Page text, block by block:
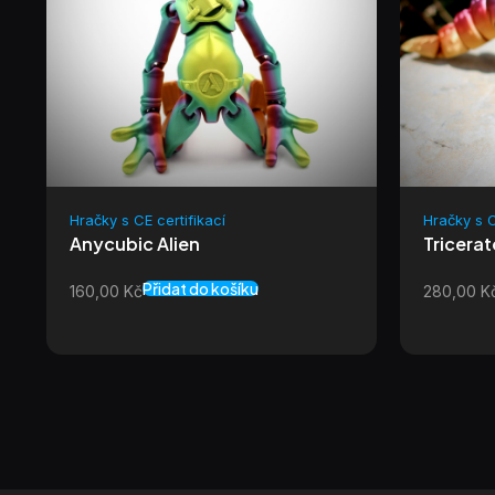
Hračky s CE certifikací
Anycubic Alien
160,00 KčPřidat do košíku
Hračky s
280,00